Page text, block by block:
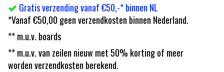
Gratis verzending vanaf €50,-* binnen NL
*Vanaf €50,00 geen verzendkosten binnen Nederland.
** m.u.v. boards
** m.u.v. van zeilen nieuw met 50% korting of meer
worden verzendkosten berekend.